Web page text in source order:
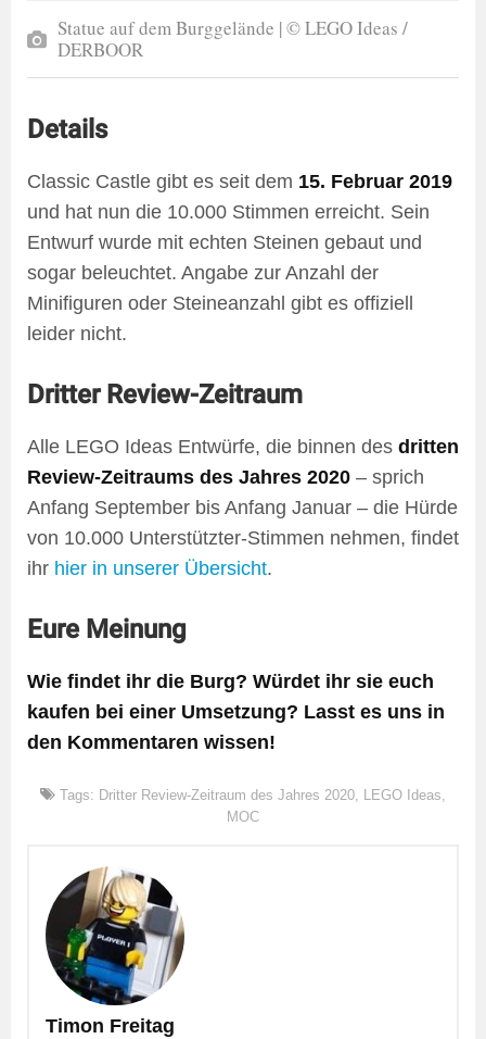
Statue auf dem Burggelände | © LEGO Ideas /
DERBOOR
Details
Classic Castle gibt es seit dem 15. Februar 2019
und hat nun die 10.000 Stimmen erreicht. Sein
Entwurf wurde mit echten Steinen gebaut und
sogar beleuchtet. Angabe zur Anzahl der
Minifiguren oder Steineanzahl gibt es offiziell
leider nicht.
Dritter Review-Zeitraum
Alle LEGO Ideas Entwürfe, die binnen des dritten
Review-Zeitraums des Jahres 2020 – sprich
Anfang September bis Anfang Januar – die Hürde
von 10.000 Unterstützter-Stimmen nehmen, findet
ihr hier in unserer Übersicht.
Eure Meinung
Wie findet ihr die Burg? Würdet ihr sie euch
kaufen bei einer Umsetzung? Lasst es uns in
den Kommentaren wissen!
Tags: Dritter Review-Zeitraum des Jahres 2020, LEGO Ideas,
MOC
Timon Freitag